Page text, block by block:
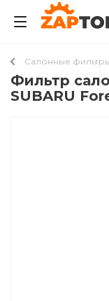
Салонные
Фильтр
SUBARU